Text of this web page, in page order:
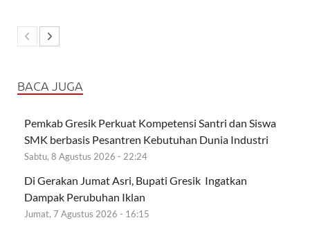
BACA JUGA
Pemkab Gresik Perkuat Kompetensi Santri dan Siswa
SMK berbasis Pesantren Kebutuhan Dunia Industri
Sabtu, 8 Agustus 2026 - 22:24
Di Gerakan Jumat Asri, Bupati Gresik Ingatkan
Dampak Perubuhan Iklan
Jumat, 7 Agustus 2026 - 16:15